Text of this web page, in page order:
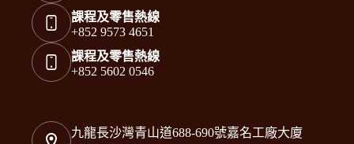
課程及零售熱線
+852 9573 4651
課程及零售熱線
+852 5602 0546
九龍長沙灣青山道688-690號嘉名工廠大廈